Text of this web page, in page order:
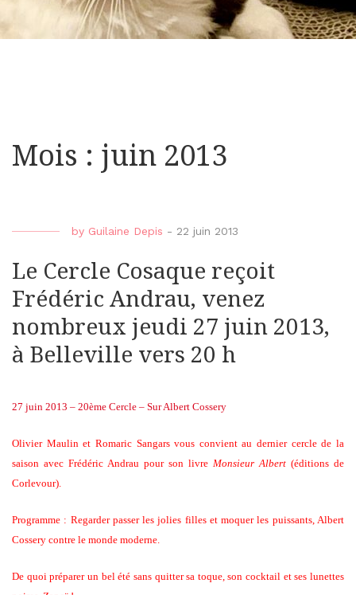
Mois : juin 2013
by Guilaine Depis - 22 juin 2013
Le Cercle Cosaque reçoit
Frédéric Andrau, venez
nombreux jeudi 27 juin 2013,
à Belleville vers 20 h
27 juin 2013 – 20ème Cercle – Sur Albert Cossery
Olivier Maulin et Romaric Sangars vous convient au dernier cercle de la
saison avec Frédéric Andrau pour son livre Monsieur Albert (éditions de
Corlevour).
Programme : Regarder passer les jolies filles et moquer les puissants, Albert
Cossery contre le monde moderne.
De quoi préparer un bel été sans quitter sa toque, son cocktail et ses lunettes